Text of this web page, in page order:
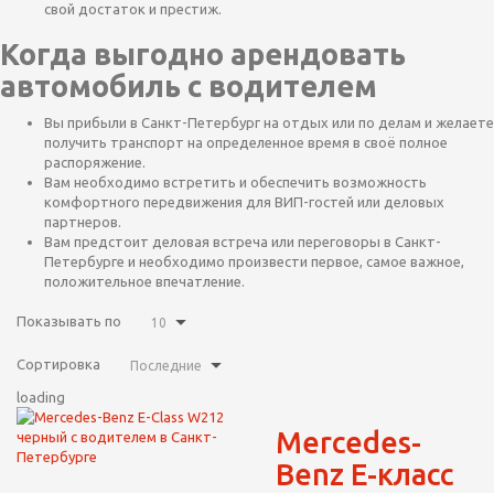
свой достаток и престиж.
Когда выгодно арендовать
автомобиль с водителем
Вы прибыли в Санкт-Петербург на отдых или по делам и желаете
получить транспорт на определенное время в своё полное
распоряжение.
Вам необходимо встретить и обеспечить возможность
комфортного передвижения для ВИП-гостей или деловых
партнеров.
Вам предстоит деловая встреча или переговоры в Санкт-
Петербурге и необходимо произвести первое, самое важное,
положительное впечатление.
Показывать по 10
Сортировка Последние
loading
Mercedes-
Benz E-класс